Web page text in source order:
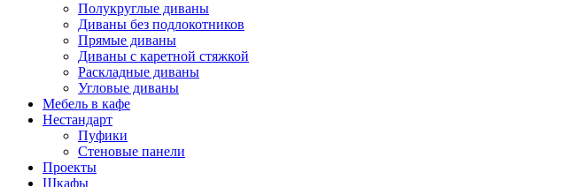
Полукруглые диваны
Диваны без подлокотников
Прямые диваны
Диваны с каретной стяжкой
Раскладные диваны
Угловые диваны
Мебель в кафе
Нестандарт
Пуфики
Стеновые панели
Проекты
Шкафы